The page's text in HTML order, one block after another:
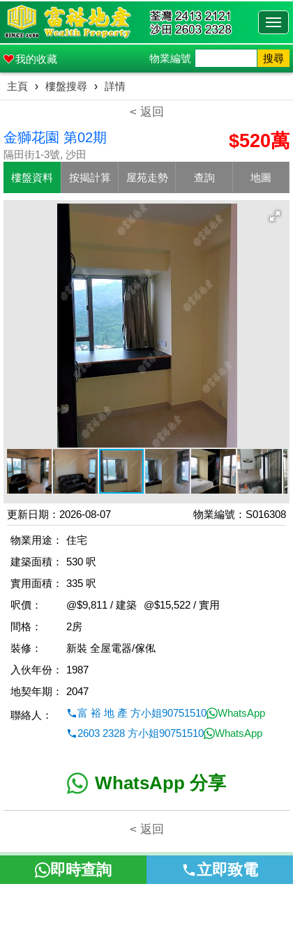
我的收藏 物業編號 搜尋
主頁 › 樓盤搜尋 › 詳情
< 返回
金獅花園 第02期
隔田街1-3號, 沙田
$520萬
樓盤資料 按揭計算 屋苑走勢 查詢 地圖
更新日期：2026-08-07 物業編號：S016308
物業用途：
住宅
建築面積：
530 呎
實用面積：
335 呎
呎價：
@$9,811 / 建築
@$15,522 / 實用
間格：
2房
裝修：
新裝 全屋電器/傢俬
入伙年份：
1987
地契年期：
2047
聯絡人：
富 裕 地 產 方小姐90751510
WhatsApp
2603 2328 方小姐90751510
WhatsApp
WhatsApp 分享
< 返回
即時查詢 立即致電
本網頁所提供資料僅作參考用途。若因錯漏而引致任何不便或損
失，富裕地產概不負責。